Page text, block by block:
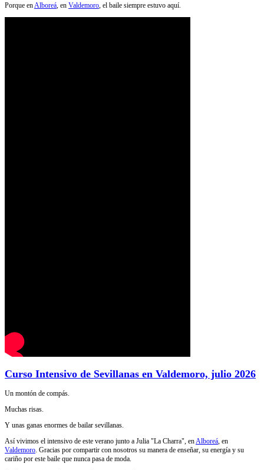
Porque enAlboreá, en Valdemoro, el baile siempre estuvo aquí.
Curso Intensivo de Sevillanas en Valdemoro, julio 2026
Un montón de compás.
Muchas risas.
Y unas ganas enormes de bailar sevillanas.
Así vivimos el intensivo de este verano junto a Julia "La Charra", enAlboreá, en
Valdemoro. Gracias por compartir con nosotros su manera de enseñar, su energía y su
cariño por este baile que nunca pasa de moda.